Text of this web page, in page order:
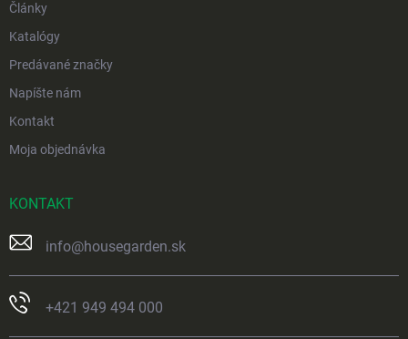
Články
Katalógy
Predávané značky
Napíšte nám
Kontakt
Moja objednávka
KONTAKT
info@housegarden.sk
+421 949 494 000